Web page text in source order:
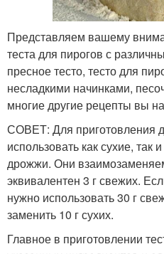
Представляем вашему
теста для пирогов с
пресное тесто, тесто для
несладкими начинками,
многие другие рецепты вы
СОВЕТ: Для приготовления
использовать как сухие,
дрожжи. Они
эквивалентен 3 г свежих.
нужно использовать 30 г
заменить 10 г сухих.
Главное в приготовлении